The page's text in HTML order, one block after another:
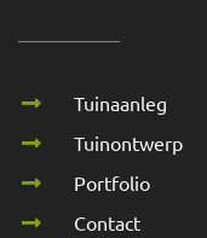
Tuinaanleg
Tuinontwerp
Portfolio
Contact